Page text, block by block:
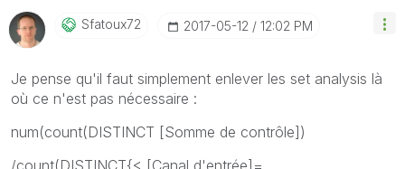
Sfatoux72 ‎2017-05-12 12:02 PM
Je pense qu'il faut simplement enlever les set analysis là
où ce n'est pas nécessaire :
num(count(DISTINCT [Somme de contrôle])
/count(DISTINCT{< [Canal d'entrée]=